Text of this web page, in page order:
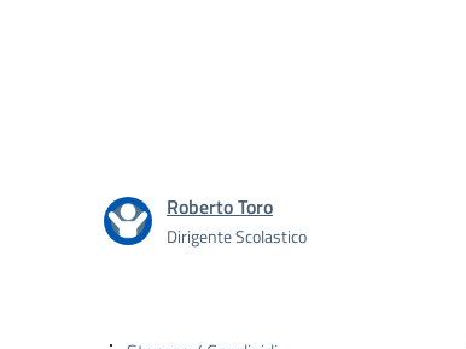
Roberto Toro
Dirigente Scolastico